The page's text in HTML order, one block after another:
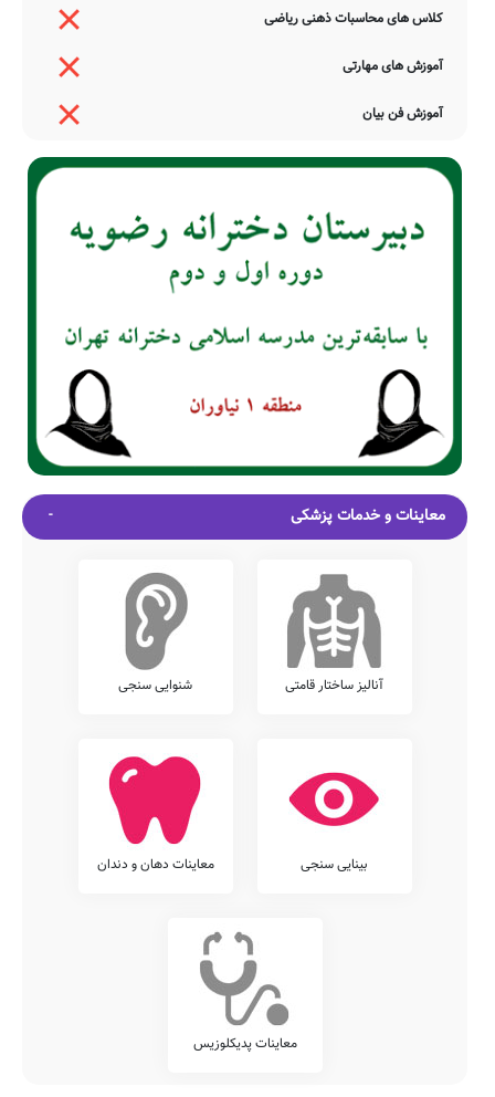
کلاس های محاسبات ذهنی ریاضی
آموزش های مهارتی
آموزش فن بیان
معاینات و خدمات پزشکی
آنالیز ساختار قامتی شنوایی سنجی
بینایی سنجی معاینات دهان و دندان
معاینات پدیکلوزیس